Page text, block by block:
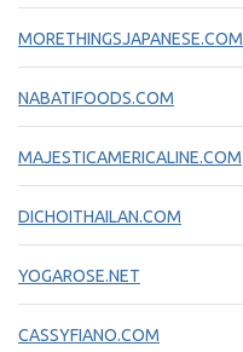
MORETHINGSJAPANESE.COM
NABATIFOODS.COM
MAJESTICAMERICALINE.COM
DICHOITHAILAN.COM
YOGAROSE.NET
CASSYFIANO.COM